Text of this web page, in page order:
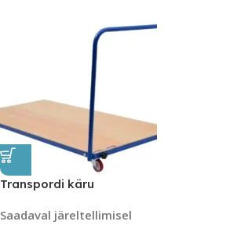
Transpordi käru
Saadaval järeltellimisel